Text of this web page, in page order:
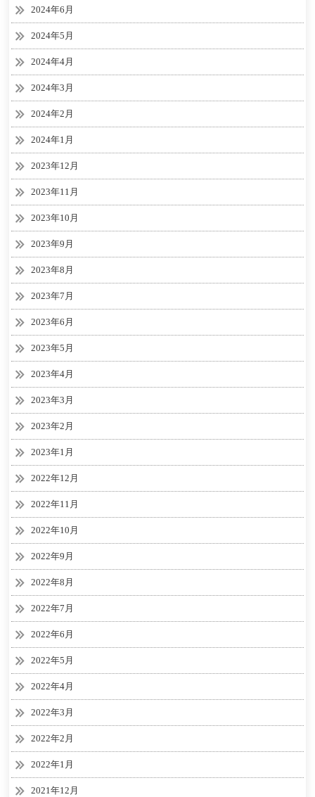
2024年6月
2024年5月
2024年4月
2024年3月
2024年2月
2024年1月
2023年12月
2023年11月
2023年10月
2023年9月
2023年8月
2023年7月
2023年6月
2023年5月
2023年4月
2023年3月
2023年2月
2023年1月
2022年12月
2022年11月
2022年10月
2022年9月
2022年8月
2022年7月
2022年6月
2022年5月
2022年4月
2022年3月
2022年2月
2022年1月
2021年12月